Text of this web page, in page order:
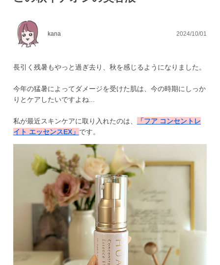
kana 2024/10/01
長引く残暑もやっと過ぎ去り、秋を感じるようになりました。
今年の猛暑によってダメージを受けた肌は、今の時期にしっか
りとケアしたいですよね...
私が最近スキンケアに取り入れたのは、
「フア コンセントレ
イト エッセンスEX」 です。